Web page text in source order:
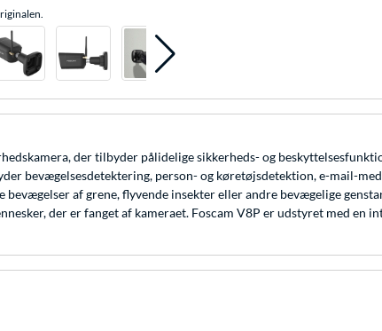
der tilbyder pålidelige sikkerheds- og
bevægelsesdetektering, person- og køretøjsdetektion, e-mail-
af grene, flyvende insekter eller andre bevægelige
der er fanget af kameraet. Foscam V8P er udstyret med en